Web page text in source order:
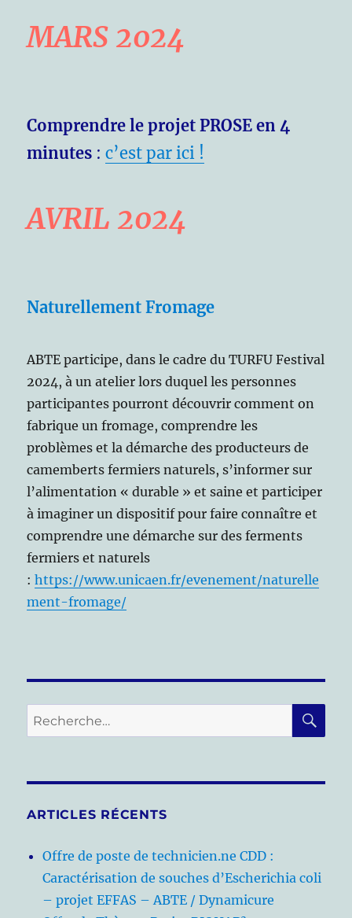
MARS 2024
Comprendre le projet PROSE en 4
minutes :c’est par ici !
AVRIL 2024
Naturellement Fromage
ABTE participe, dans le cadre du TURFU Festival
2024, à un atelier lors duquel les personnes
participantes pourront découvrir comment on
fabrique un fromage, comprendre les
problèmes et la démarche des producteurs de
camemberts fermiers naturels, s’informer sur
l’alimentation « durable » et saine et participer
à imaginer un dispositif pour faire connaître et
comprendre une démarche sur des ferments
fermiers et naturels
:https://www.unicaen.fr/evenement/naturelle
ment-fromage/
Recherche
pour :
ARTICLES RÉCENTS
Offre de poste de technicien.ne CDD :
Caractérisation de souches d’Escherichia coli
– projet EFFAS – ABTE / Dynamicure